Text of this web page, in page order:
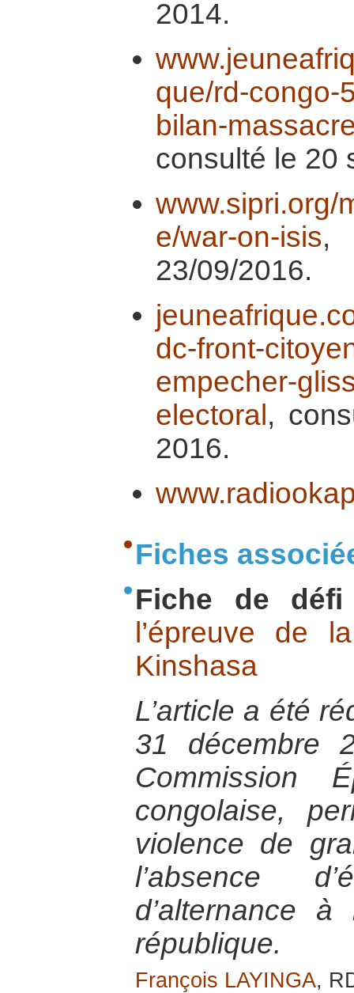
2014.
que/rd-congo-
bilan-
consulté le 20
www.sipri.org/
e/war-on-isis,
23/09/2016.
dc-front-
empecher-
electoral ,
2016.
Fiches
Fiche de
l’épreuve de
Kinshasa
L’article a été
31 décembre
Commission
congolaise,
violence de
l’absence
d’alternance
république.
François LAYINGA,